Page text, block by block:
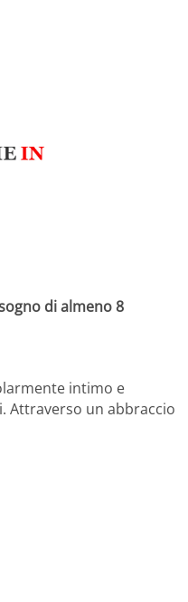
di almeno 8
intimo e
Attraverso un abbraccio